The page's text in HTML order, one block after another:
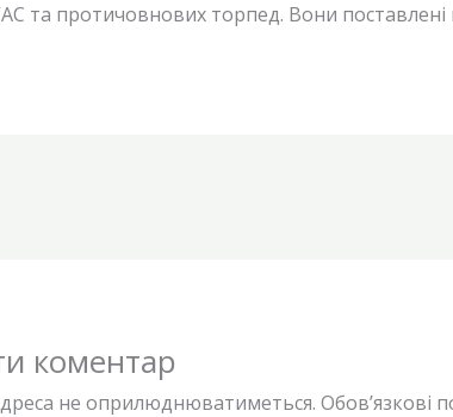
та протичовнових торпед. Вони
коментар
не оприлюднюватиметься. Обов’язкові